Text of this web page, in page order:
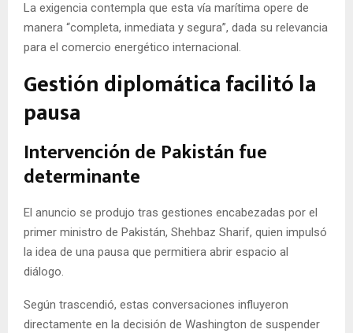
La exigencia contempla que esta vía marítima opere de
manera “completa, inmediata y segura”, dada su relevancia
para el comercio energético internacional.
Gestión diplomática facilitó la
pausa
Intervención de Pakistán fue
determinante
El anuncio se produjo tras gestiones encabezadas por el
primer ministro de Pakistán, Shehbaz Sharif, quien impulsó
la idea de una pausa que permitiera abrir espacio al
diálogo.
Según trascendió, estas conversaciones influyeron
directamente en la decisión de Washington de suspender